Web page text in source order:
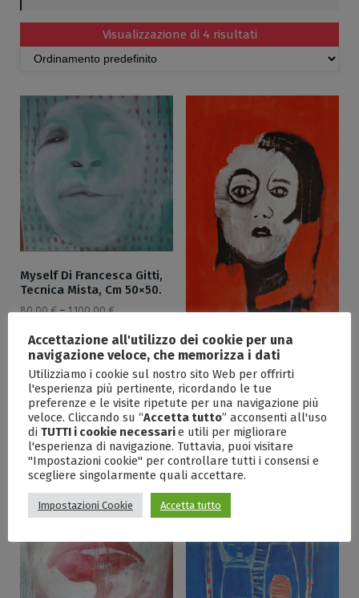
Visualizzazione di 4 risultati
Myself Di Francesca Gitti,
Tecnica Mista, Cm 50×50.
80,00€–1.100,00€
Omaggio A Otto Dix Di
Francesca Gitti, Tecnica
Mista Su Legno, Cm 40×63
80,00€– 1.150,00€
Accettazione all'utilizzo dei cookie per una
navigazione veloce, che memorizza i dati
Utilizziamo i cookie sul nostro sito Web per offrirti
l'esperienza più pertinente, ricordando le tue
preferenze e le visite ripetute per una navigazione più
veloce. Cliccando su “Accetta tutto” acconsenti all'uso
di TUTTI i cookie necessarie utili per migliorare
l'esperienza di navigazione. Tuttavia, puoi visitare
"Impostazioni cookie" per controllare tutti i consensi e
scegliere singolarmente quali accettare.
Impostazioni Cookie Accetta tutto